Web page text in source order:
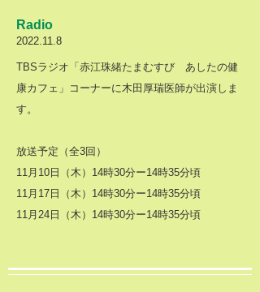
Radio
2022.11.8
TBSラジオ「赤江珠緒たまむすび あしたの健
康カフェ」コーナーに木田厚瑞医師が出演しま
す。
放送予定（全3回）
11月10日（木）14時30分ー14時35分頃
11月17日（木）14時30分ー14時35分頃
11月24日（木）14時30分ー14時35分頃